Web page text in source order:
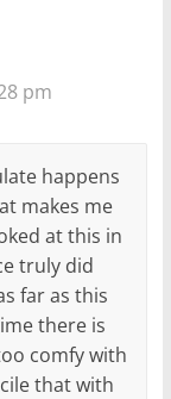
pm
happens
makes me
at this in
truly did
far as this
there is
comfy with
that with